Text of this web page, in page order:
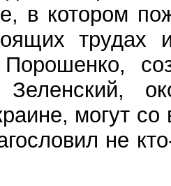
в котором
трудах
могут со
не